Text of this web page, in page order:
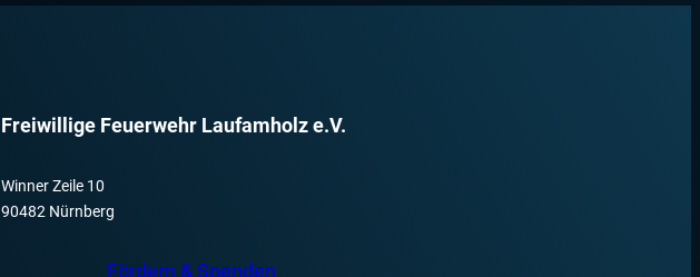
Freiwillige Feuerwehr Laufamholz e.V.
Winner Zeile 10
90482 Nürnberg
Fördern & Spenden